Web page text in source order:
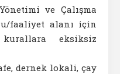
ve Çalışma
faaliyet alanı için
eksiksiz
dernek lokali, çay